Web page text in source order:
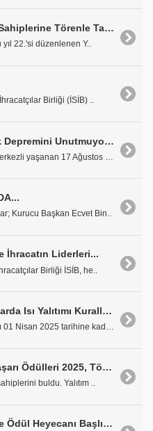
2026 Yılı Ödülleri Sahiplerine Törenle Takdim Edildi
22.'si düzenlenen Y..
Birliği (İSİB) ..
26. Yılında Gölcük Depremini Unutmuyoruz
Kurucu Başkan Ecvet Bin..
İhracatın Liderleri...
Birliği İSİB, he..
TS 825:2024 Binalarda Isı Yalıtımı Kuralları Standardı Revizyonu
TS 825:2008 standardı 01 Nisan 2025 tarihine kadar..
Yalıtım Sektörü Başarı Ödülleri 2025, Törenle Takdim Edildi
buldu. Yalıtım ..
Yalıtım Sektöründe Ödül Heyecanı Başlıyor